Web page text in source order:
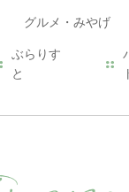
グルメ・みやげ
ぶらりす
と